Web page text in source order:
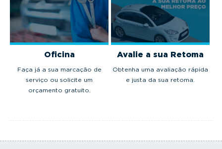
Oficina
Faça já a sua marcação de
serviço ou solicite um
orçamento gratuito.
Avalie a sua Retoma
Obtenha uma avaliação rápida
e justa da sua retoma.